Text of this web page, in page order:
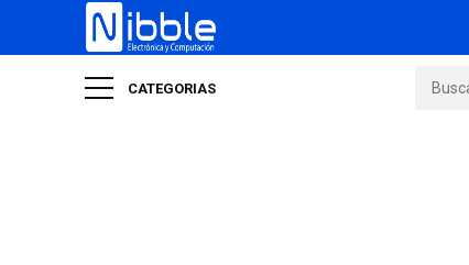
CATEGORIAS